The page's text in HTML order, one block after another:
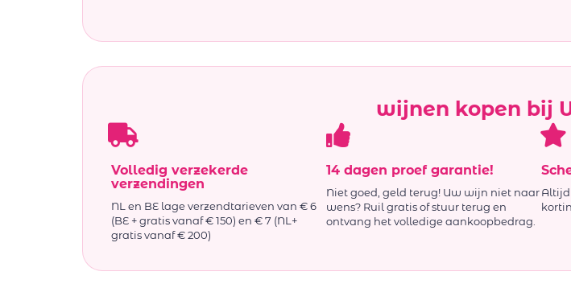
wijnen kopen bij
Volledig verzekerde
verzendingen
NL en BE lage verzendtarieven van € 6
(BE + gratis vanaf € 150) en € 7 (NL+
gratis vanaf € 200)
14 dagen proef garantie!
Niet goed, geld terug! Uw wijn niet naar
wens? Ruil gratis of stuur terug en
ontvang het volledige aankoopbedrag.
Altijd